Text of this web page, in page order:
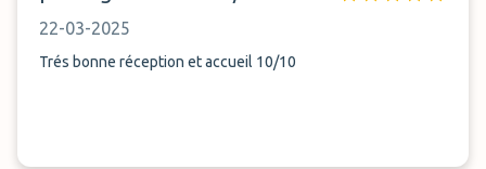
22-03-2025
Trés bonne réception et accueil 10/10